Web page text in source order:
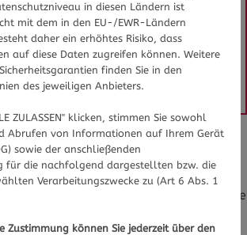
zum Thema Schlafapnoe oder
Allgemeinen? Gesundheits-Experten
aus Ihrer Region beraten Sie
Sie zur Expertensuche.
durch Schlafapnoe
gehen, wenn das Schnarchen sehr
und Atemaussetzer - die sogenannte
werden. Dies bewirkt unter
in diesen Ländern ist
mit dem in den EU-/EWR-Ländern
daher ein erhöhtes Risiko, dass
auf diese Daten zugreifen können. Weitere
finden Sie in den
des jeweiligen Anbieters.
ZULASSEN" klicken, stimmen Sie sowohl
Abrufen von Informationen auf Ihrem Gerät
sowie der anschließenden
für die nachfolgend dargestellten bzw. die
Verarbeitungszwecke zu (Art 6 Abs. 1
Zustimmung können Sie jederzeit über den